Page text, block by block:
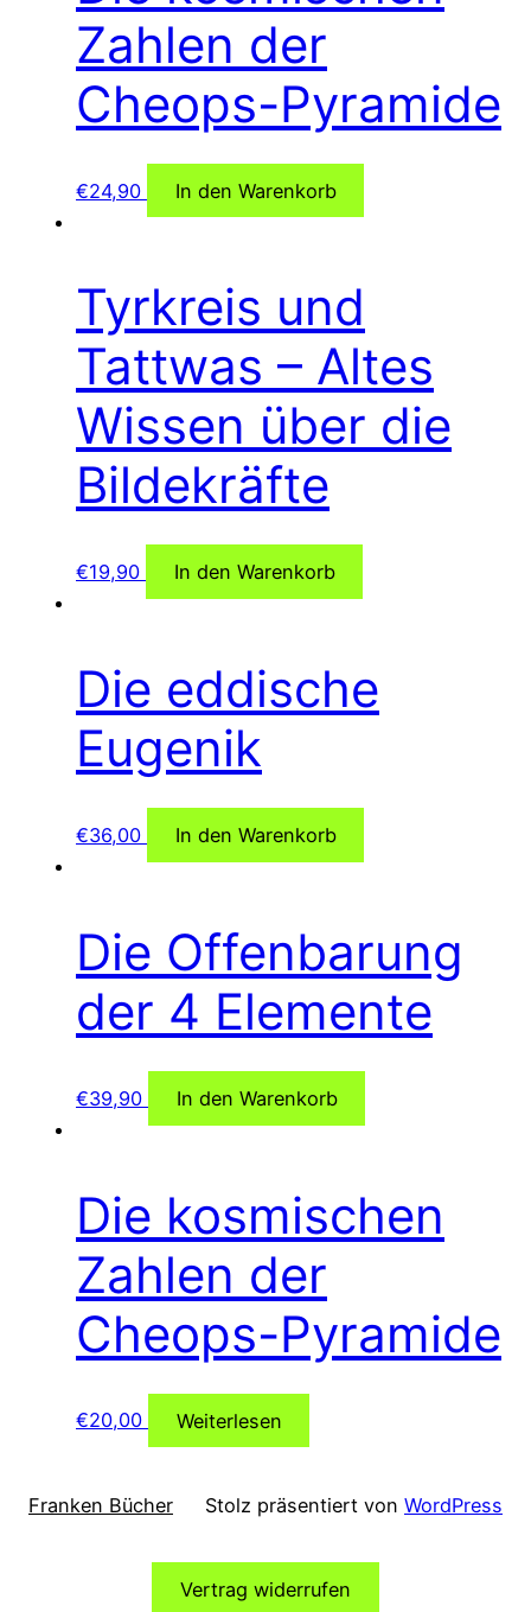
Zahlen der
Cheops-Pyramide
€24,90 In den Warenkorb
Tyrkreis und
Tattwas – Altes
Wissen über die
Bildekräfte
€19,90 In den Warenkorb
Die eddische
Eugenik
€36,00 In den Warenkorb
Die Offenbarung
der 4 Elemente
€39,90 In den Warenkorb
Die kosmischen
Zahlen der
Cheops-Pyramide
€20,00 Weiterlesen
Franken Bücher Stolz präsentiert von WordPress
Vertrag widerrufen